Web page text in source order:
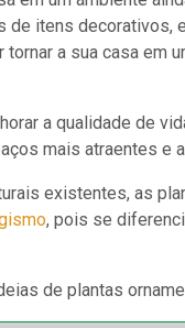
de itens
a sua casa em
a qualidade de
mais atraentes e
existentes, as
, pois se
de plantas